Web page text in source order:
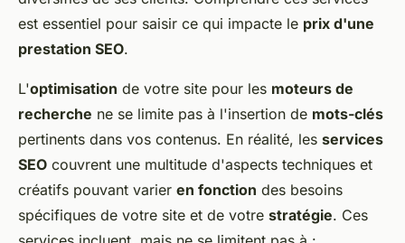
est essentiel pour saisir ce qui impacte le prix d'une
prestation SEO.
L'optimisation de votre site pour les moteurs de
recherche ne se limite pas à l'insertion de mots-clés
pertinents dans vos contenus. En réalité, les services
SEO couvrent une multitude d'aspects techniques et
créatifs pouvant varier en fonction des besoins
spécifiques de votre site et de votre stratégie. Ces